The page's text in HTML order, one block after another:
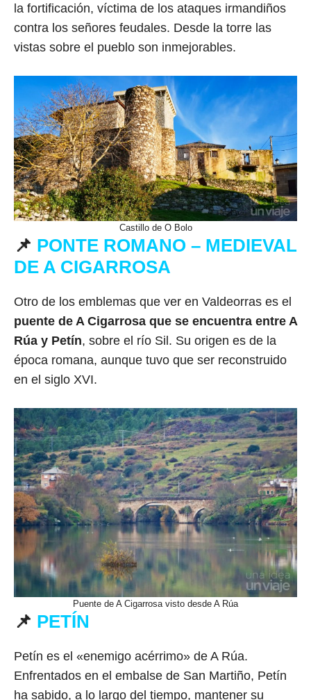
la fortificación, víctima de los ataques irmandiños
contra los señores feudales. Desde la torre las
vistas sobre el pueblo son inmejorables.
Castillo de O Bolo
📌 PONTE ROMANO – MEDIEVAL
DE A CIGARROSA
Otro de los emblemas que ver en Valdeorras es el
puente de A Cigarrosa que se encuentra entre A
Rúa y Petín, sobre el río Sil. Su origen es de la
época romana, aunque tuvo que ser reconstruido
en el siglo XVI.
Puente de A Cigarrosa visto desde A Rúa
📌 PETÍN
Petín es el «enemigo acérrimo» de A Rúa.
Enfrentados en el embalse de San Martiño, Petín
ha sabido, a lo largo del tiempo, mantener su